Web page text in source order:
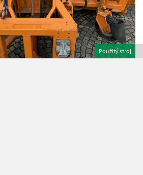
Použitý stroj